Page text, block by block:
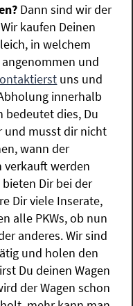
Dann sind wir der
kaufen Deinen
in welchem
und
uns und
innerhalb
bedeutet dies, Du
und musst dir nicht
wann der
verkauft werden
Dir bei der
Dir viele Inserate,
alle PKWs, ob nun
anderes. Wir sind
und holen den
Du deinen Wagen
der Wagen schon